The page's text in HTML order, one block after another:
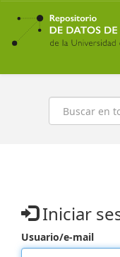
Ir
contenido
principal
Buscar
Iniciar
Usuario/e-mail